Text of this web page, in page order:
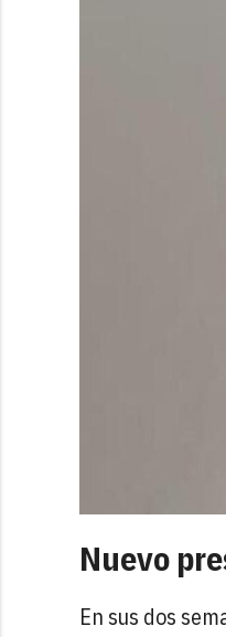
Nuevo
En sus dos